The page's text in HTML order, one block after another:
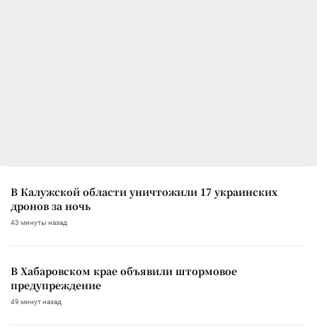
В Калужской области уничтожили 17 украинских
дронов за ночь
43 минуты назад
В Хабаровском крае объявили штормовое
предупреждение
49 минут назад